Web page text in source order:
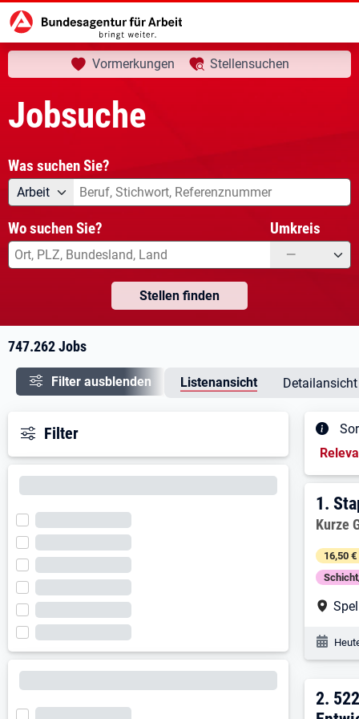
Startseite Jobsuche aktuelle Seite:
Ihre Suche
Vormerkungen Stellensuchen
Jobsuche
Was suchen Sie?
Angebotsart
Arbeit Was suchen Sie?
Wo suchen Sie? Umkreis
—
Stellen finden
747.262 Jobs
Filter ausblenden Listenansicht Detailansicht
Filter
1.
1.
Kurze
16,50
2.
2.